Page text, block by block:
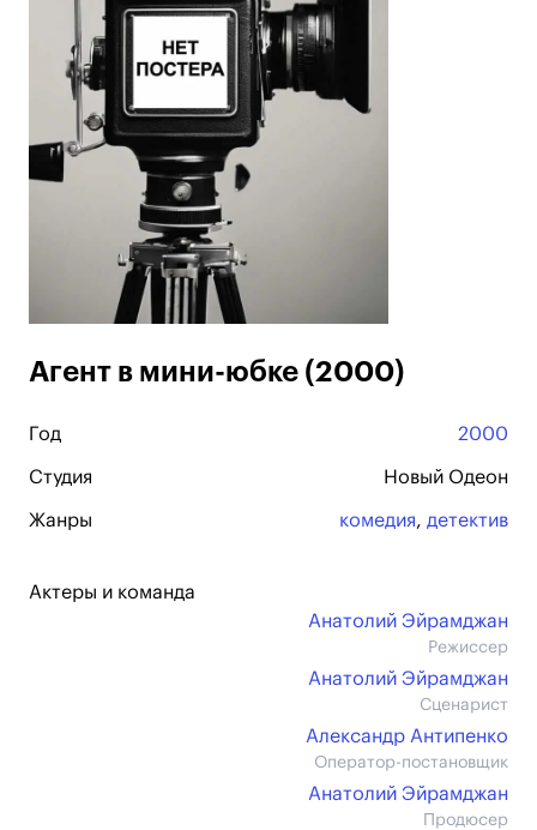
Агент в мини-юбке (2000)
Год 2000
Студия Новый Одеон
Жанры комедия, детектив
Актеры и команда
Анатолий Эйрамджан
Режиссер
Анатолий Эйрамджан
Сценарист
Александр Антипенко
Оператор-постановщик
Анатолий Эйрамджан
Продюсер